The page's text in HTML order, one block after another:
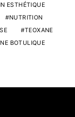
ESTHÉTIQUE
NUTRITION
TEOXANE
BOTULIQUE